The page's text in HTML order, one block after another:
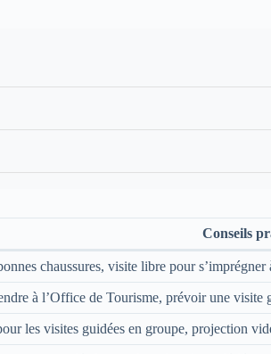
Conseils
chaussures, visite libre pour s’imprégner
à l’Office de Tourisme, prévoir une visite
les visites guidées en groupe, projection